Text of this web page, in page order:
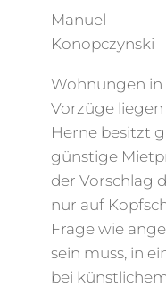
Manuel
Konopczynski
Wohnungen in
Vorzüge
Herne besitzt
günstige
der Vorschlag
nur auf
Frage wie
sein muss, in
bei